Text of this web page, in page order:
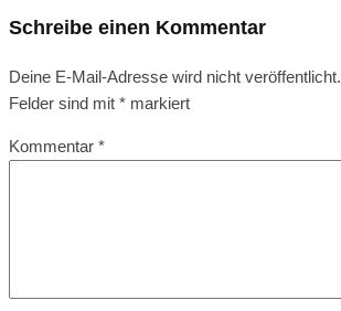
Schreibe einen Kommentar
Deine E-Mail-Adresse wird nicht veröffentlicht.
Felder sind mit * markiert
Kommentar *